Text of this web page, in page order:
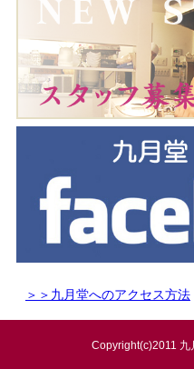
＞＞九月堂へのアクセス方法
Copyright(c)2011